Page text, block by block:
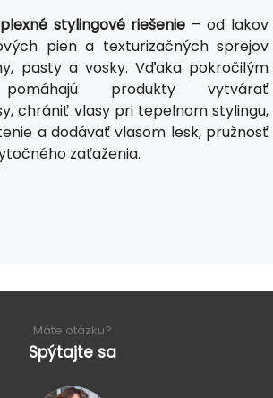
stylingové riešenie – od lakov
pien a texturizačných sprejov
pasty a vosky. Vďaka pokročilým
pomáhajú produkty vytvárať
chrániť vlasy pri tepelnom stylingu,
a dodávať vlasom lesk, pružnosť
zaťaženia.
Máte otázku?
Spýtajte sa